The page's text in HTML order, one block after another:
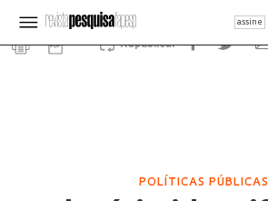
assine
Republicar
POLÍTICAS PÚBLICAS